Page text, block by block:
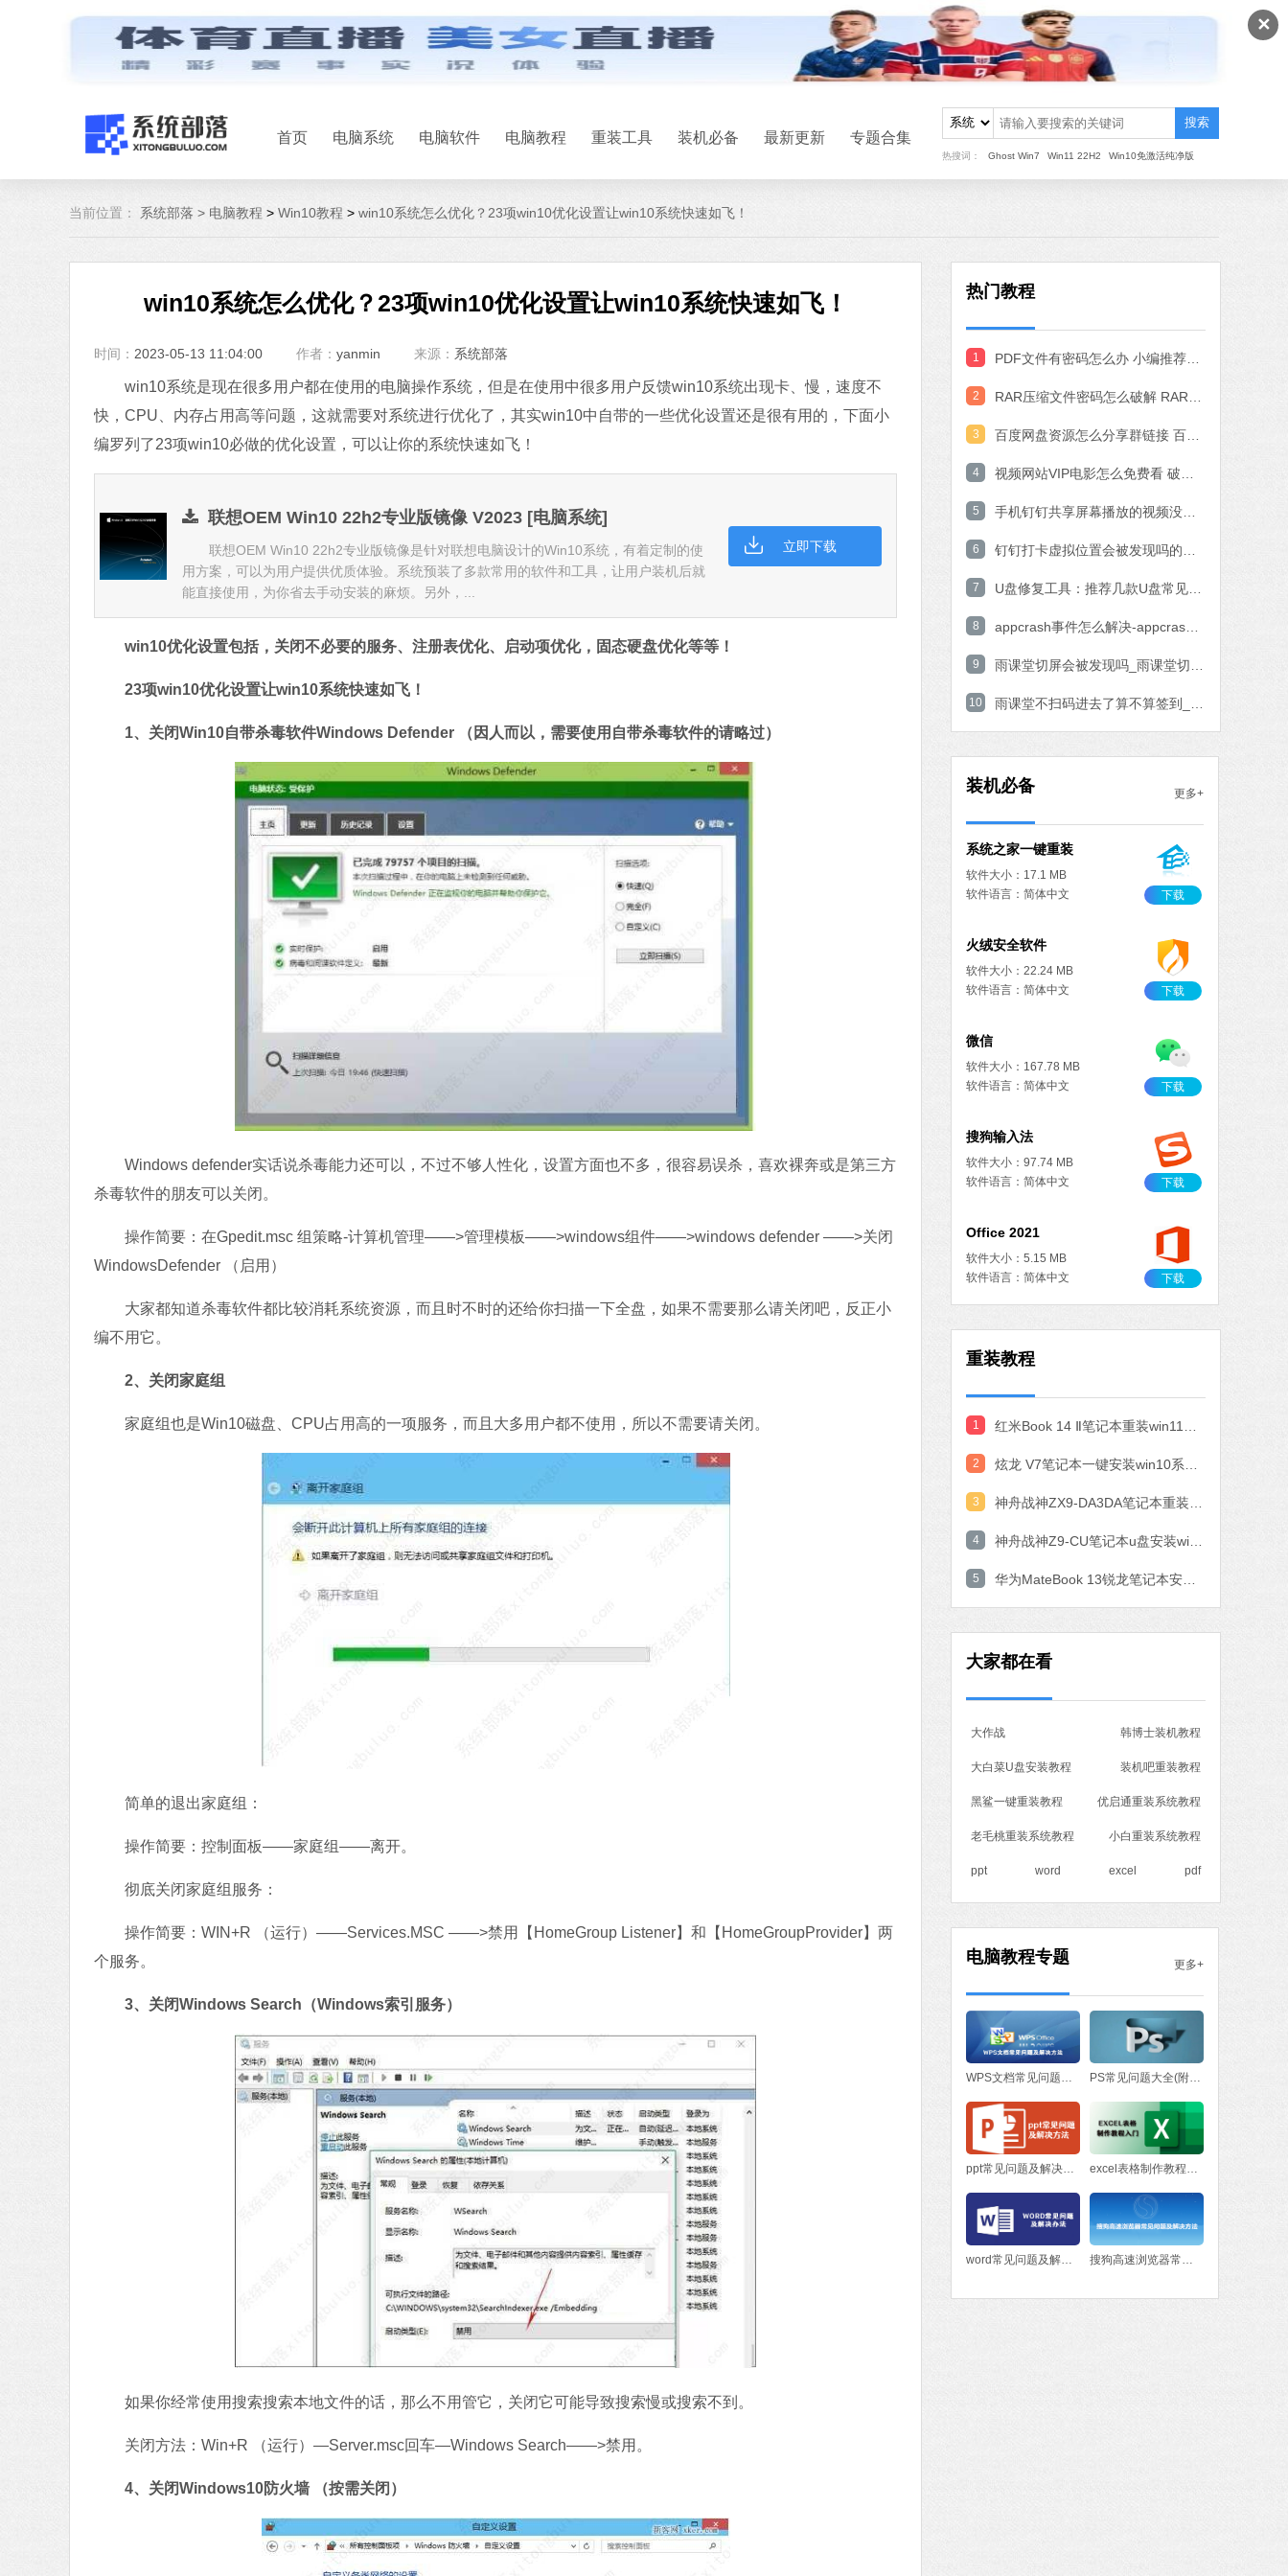
✕
首页 电脑系统 电脑软件 电脑教程 重装工具 装机必备 最新更新 专题合集
搜索
热搜词： Ghost Win7 Win11 22H2 Win10免激活纯净版
当前位置： 系统部落 > 电脑教程 > Win10教程 > win10系统怎么优化？23项win10优化设置让win10系统快速如飞！
win10系统怎么优化？23项win10优化设置让win10系统快速如飞！
时间： 2023-05-13 11:04:00 作者： yanmin 来源： 系统部落
win10系统是现在很多用户都在使用的电脑操作系统，但是在使用中很多用户反馈win10系统出现卡、慢，速度不
快，CPU、内存占用高等问题，这就需要对系统进行优化了，其实win10中自带的一些优化设置还是很有用的，下面小
编罗列了23项win10必做的优化设置，可以让你的系统快速如飞！
联想OEM Win10 22h2专业版镜像 V2023 [电脑系统]
联想OEM Win10 22h2专业版镜像是针对联想电脑设计的Win10系统，有着定制的使
用方案，可以为用户提供优质体验。系统预装了多款常用的软件和工具，让用户装机后就
能直接使用，为你省去手动安装的麻烦。另外，...
立即下载
win10优化设置包括，关闭不必要的服务、注册表优化、启动项优化，固态硬盘优化等等！
23项win10优化设置让win10系统快速如飞！
1、关闭Win10自带杀毒软件Windows Defender （因人而以，需要使用自带杀毒软件的请略过）
Windows defender实话说杀毒能力还可以，不过不够人性化，设置方面也不多，很容易误杀，喜欢裸奔或是第三方
杀毒软件的朋友可以关闭。
操作简要：在Gpedit.msc 组策略-计算机管理——>管理模板——>windows组件——>windows defender ——>关闭
WindowsDefender （启用）
大家都知道杀毒软件都比较消耗系统资源，而且时不时的还给你扫描一下全盘，如果不需要那么请关闭吧，反正小
编不用它。
2、关闭家庭组
家庭组也是Win10磁盘、CPU占用高的一项服务，而且大多用户都不使用，所以不需要请关闭。
简单的退出家庭组：
操作简要：控制面板——家庭组——离开。
彻底关闭家庭组服务：
操作简要：WIN+R （运行）——Services.MSC ——>禁用【HomeGroup Listener】和【HomeGroupProvider】两
个服务。
3、关闭Windows Search（Windows索引服务）
如果你经常使用搜索搜索本地文件的话，那么不用管它，关闭它可能导致搜索慢或搜索不到。
关闭方法：Win+R （运行）—Server.msc回车—Windows Search——>禁用。
4、关闭Windows10防火墙 （按需关闭）
热门教程
1
2
3
4
5
6
7
8
9
10
装机必备 更多+
软件大小：22.24 MB
软件语言：简体中文
微信
软件语言：简体中文
下载
搜狗输入法
软件大小：5.15 MB
软件语言：简体中文
软件大小：19.78 MB
软件语言：简体中文
石大师一键重装系统
软件语言：简体中文
腾讯视频
软件语言：简体中文
下载
系统之家一键重装
软件大小：17.1 MB
软件语言：简体中文
下载
火绒安全软件
软件大小：22.24 MB
软件语言：简体中文
下载
微信
软件大小：167.78 MB
软件语言：简体中文
下载
搜狗输入法
软件大小：97.74 MB
软件语言：简体中文
下载
Office 2021
软件大小：5.15 MB
软件语言：简体中文
下载
石大师一键重装系统
软件语言：简体中文
重装教程
1
2
3
4
5
大家都在看
大作战 韩博士装机教程
大白菜U盘安装教程 装机吧重装教程
黑鲨一键重装教程 优启通重装系统教程
老毛桃重装系统教程 小白重装系统教程
ppt word excel pdf
电脑教程专题 更多+
WPS文档常见问题与解决方法 PS常见问题大全(附处理方法)
ppt常见问题及解决方法 excel表格制作教程入门
word常见问题及解决办法 搜狗高速浏览器常见问题及解决方法